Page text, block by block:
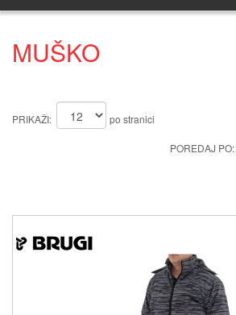
MUŠKO
PRIKAŽI: po stranici
POREDAJ PO: